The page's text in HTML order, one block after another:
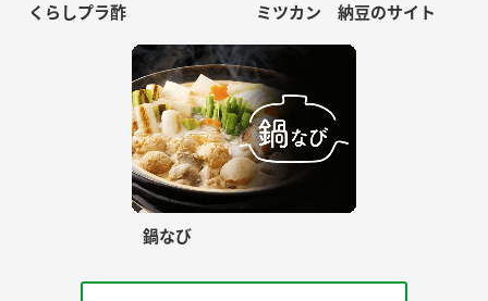
くらしプラ酢 ミツカン 納豆のサイト
鍋なび